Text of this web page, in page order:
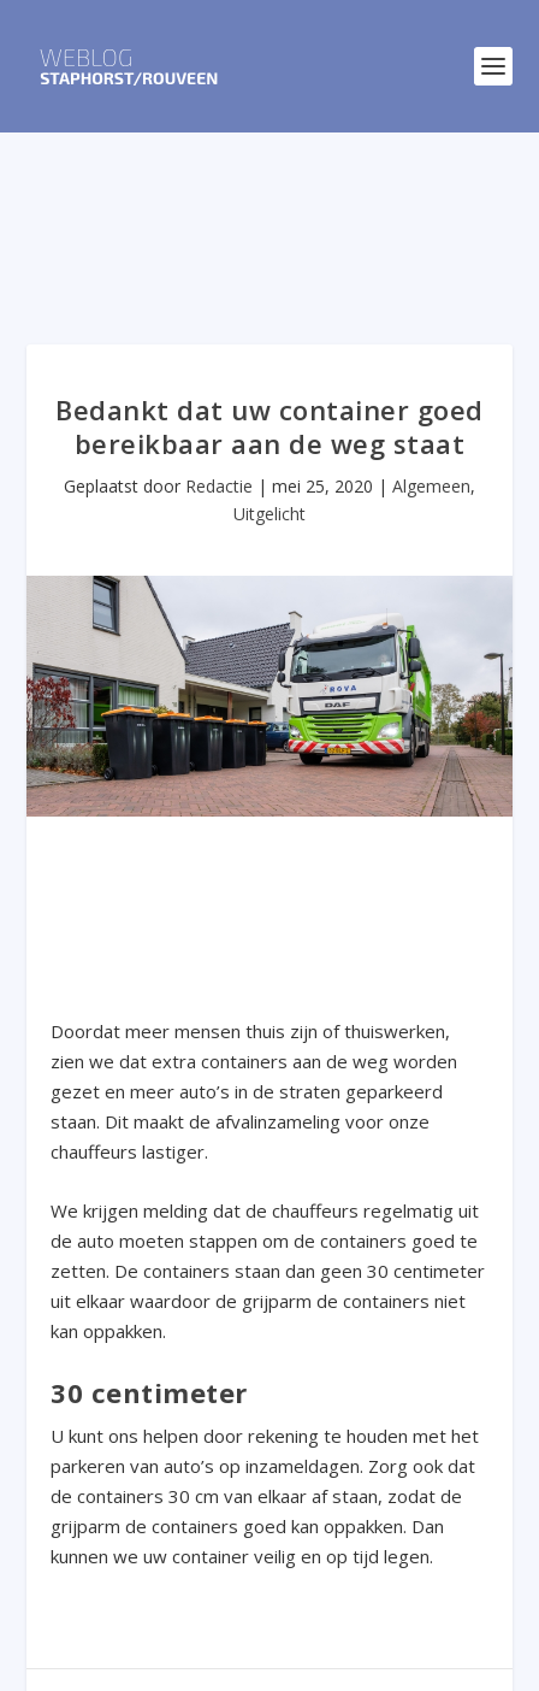
Bedankt dat uw container goed
bereikbaar aan de weg staat
Geplaatst door Redactie | mei 25, 2020 | Algemeen,
Uitgelicht
Doordat meer mensen thuis zijn of thuiswerken,
zien we dat extra containers aan de weg worden
gezet en meer auto’s in de straten geparkeerd
staan. Dit maakt de afvalinzameling voor onze
chauffeurs lastiger.
We krijgen melding dat de chauffeurs regelmatig uit
de auto moeten stappen om de containers goed te
zetten. De containers staan dan geen 30 centimeter
uit elkaar waardoor de grijparm de containers niet
kan oppakken.
30 centimeter
U kunt ons helpen door rekening te houden met het
parkeren van auto’s op inzameldagen. Zorg ook dat
de containers 30 cm van elkaar af staan, zodat de
grijparm de containers goed kan oppakken. Dan
kunnen we uw container veilig en op tijd legen.